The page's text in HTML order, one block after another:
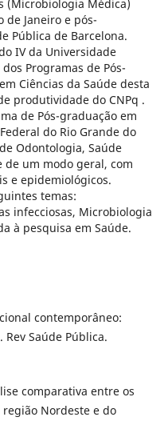
(Microbiologia Médica)
de Janeiro e pós-
Pública de Barcelona.
IV da Universidade
Programas de Pós-
Ciências da Saúde desta
produtividade do CNPq .
de Pós-graduação em
do Rio Grande do
Odontologia, Saúde
de um modo geral, com
e epidemiológicos.
temas:
infecciosas, Microbiologia
à pesquisa em Saúde.
contemporâneo:
Saúde Pública.
comparativa entre os
Nordeste e do